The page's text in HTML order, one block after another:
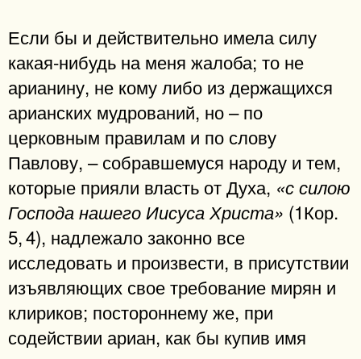
Если бы и действительно имела силу
какая-нибудь на меня жалоба; то не
арианину, не кому либо из держащихся
арианских мудрований, но – по
церковным правилам и по слову
Павлову, – собравшемуся народу и тем,
которые прияли власть от Духа, «с силою
Господа нашего Иисуса Христа» (1Кор.
5, 4), надлежало законно все
исследовать и произвести, в присутствии
изъявляющих свое требование мирян и
клириков; постороннему же, при
содействии ариан, как бы купив имя